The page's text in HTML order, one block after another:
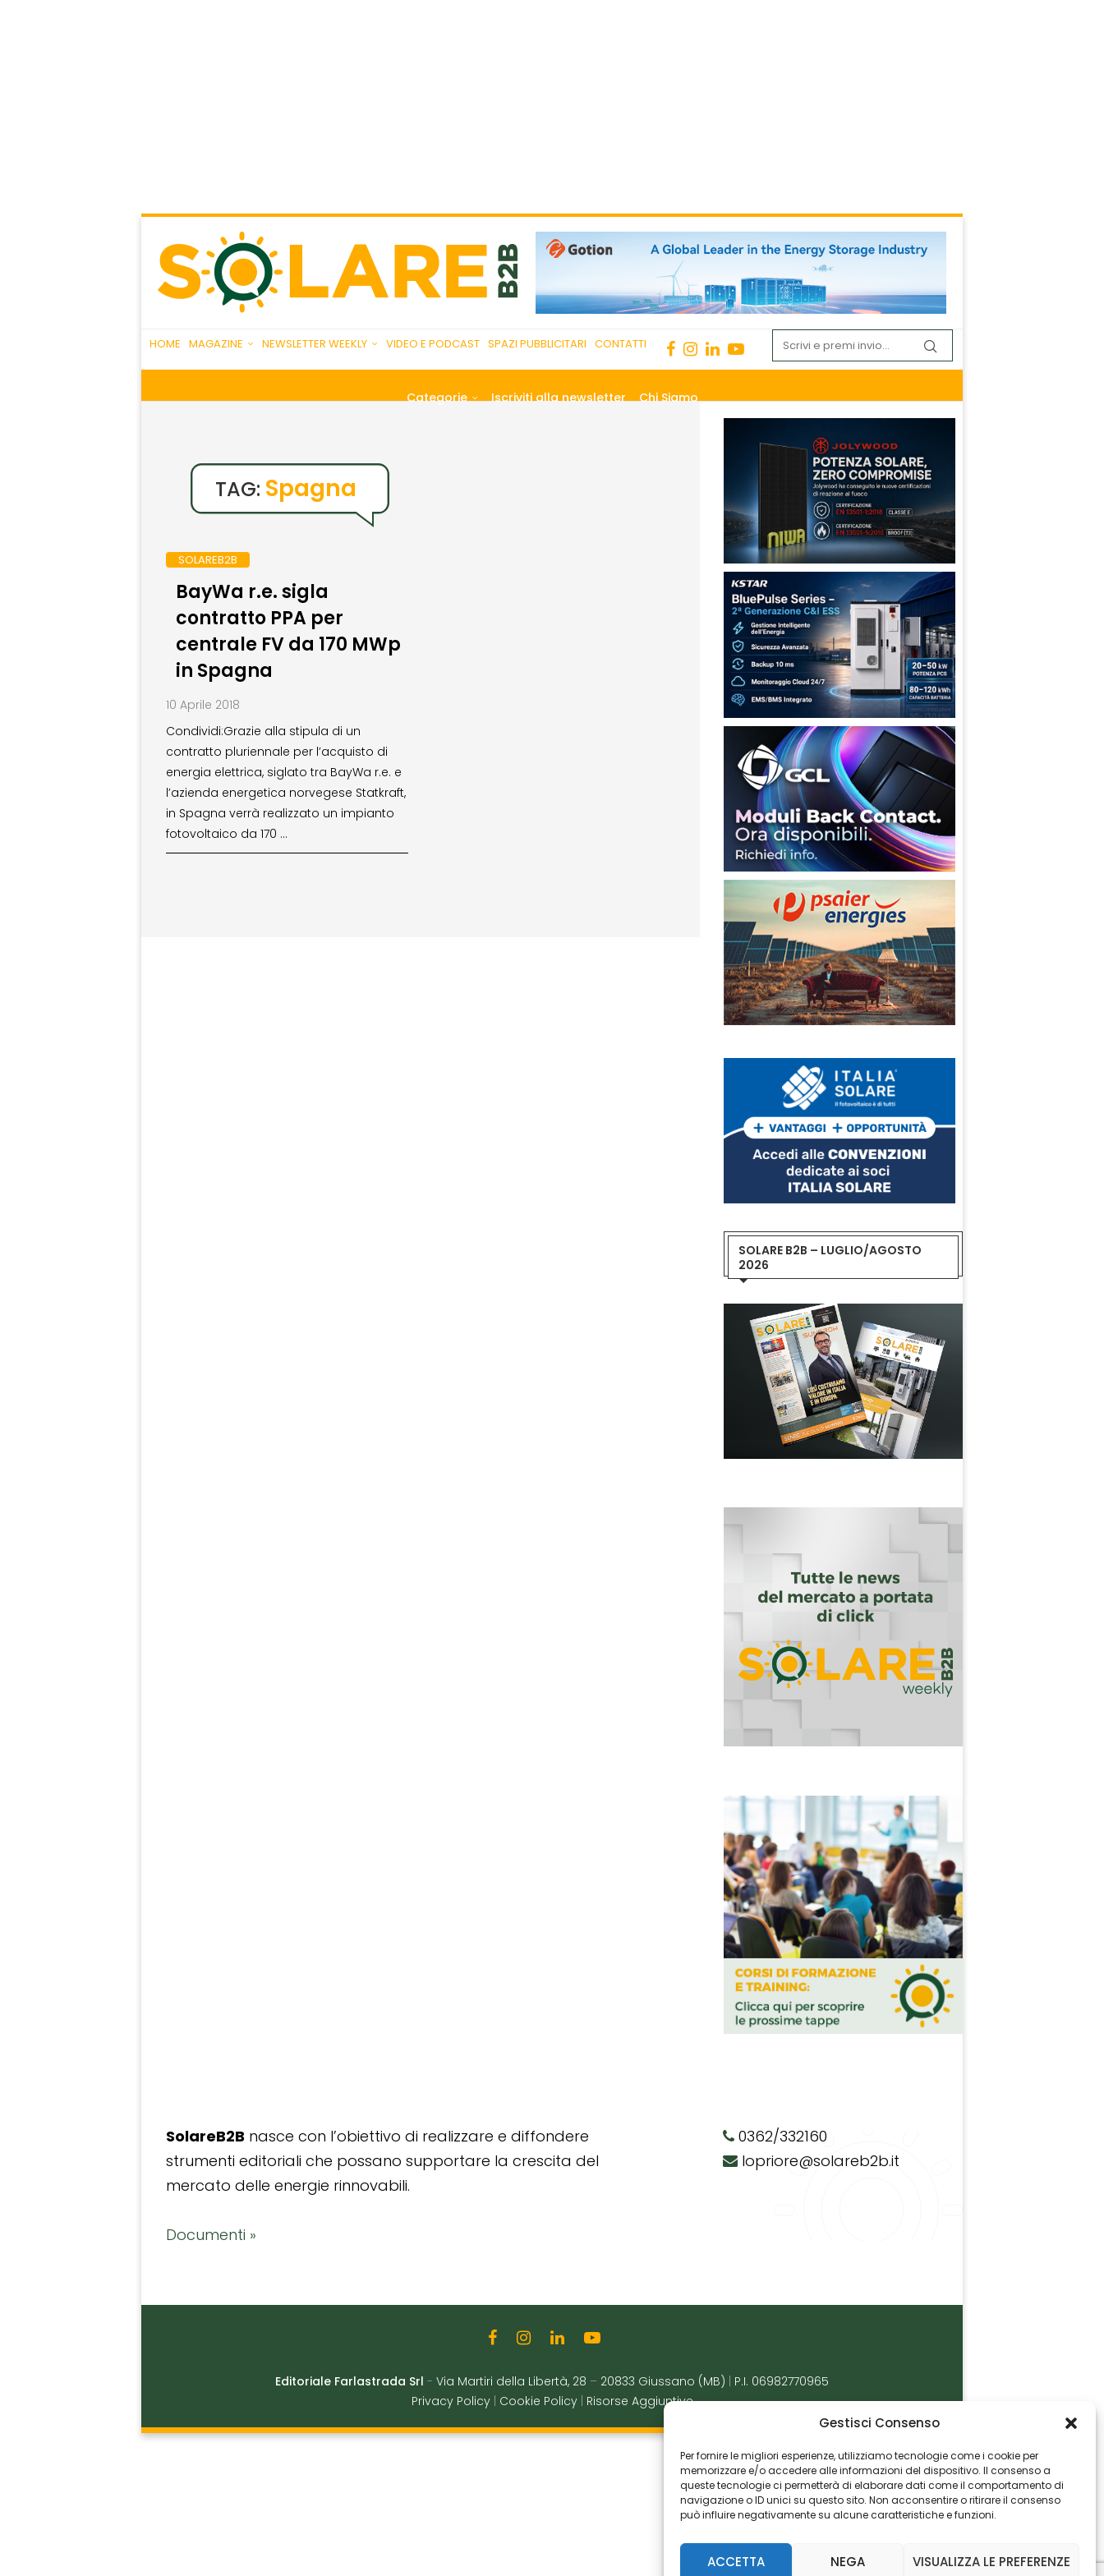
Gestisci Consenso
Per fornire le migliori esperienze, utilizziamo tecnologie come i cookie per
memorizzare e/o accedere alle informazioni del dispositivo. Il consenso a
queste tecnologie ci permetterà di elaborare dati come il comportamento di
navigazione o ID unici su questo sito. Non acconsentire o ritirare il consenso
può influire negativamente su alcune caratteristiche e funzioni.
ACCETTA NEGA VISUALIZZA LE PREFERENZE
HOME MAGAZINE NEWSLETTER WEEKLY VIDEO E PODCAST SPAZI PUBBLICITARI CONTATTI
Categorie Iscriviti alla newsletter Chi Siamo
TAG: Spagna
SOLAREB2B
BayWa r.e. sigla
contratto PPA per
centrale FV da 170 MWp
in Spagna
10 Aprile 2018
Condividi:Grazie alla stipula di un
contratto pluriennale per l’acquisto di
energia elettrica, siglato tra BayWa r.e. e
l’azienda energetica norvegese Statkraft,
in Spagna verrà realizzato un impianto
fotovoltaico da 170 …
SOLARE B2B – LUGLIO/AGOSTO
2026
SolareB2B nasce con l’obiettivo di realizzare e diffondere
strumenti editoriali che possano supportare la crescita del
mercato delle energie rinnovabili.
Documenti »
0362/332160
lopriore@solareb2b.it
Editoriale Farlastrada Srl - Via Martiri della Libertà, 28 – 20833 Giussano (MB)
P.I. 06982770965
Privacy Policy
Cookie Policy Risorse Aggiuntive